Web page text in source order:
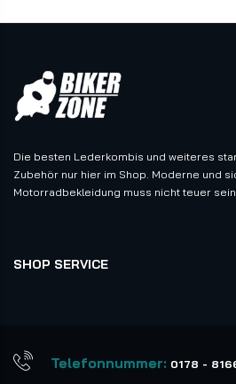
Die besten Lederkombis und weiteres
Zubehör nur hier im Shop. Moderne und
Motorradbekleidung muss nicht teuer
SHOP SERVICE
Telefonnummer: 0178 -